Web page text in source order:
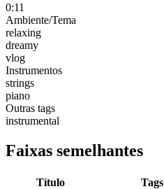
0:11
Ambiente/Tema
relaxing
dreamy
vlog
Instrumentos
strings
piano
Outras tags
instrumental
Faixas semelhantes
Título Tags